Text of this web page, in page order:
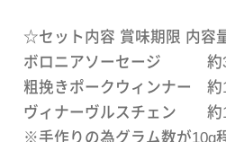
☆セット内容 賞味期限 内容
ボロニアソーセージ
粗挽きポークウィンナー
ヴィナーヴルスチェン
※手作りの為グラム数が10g